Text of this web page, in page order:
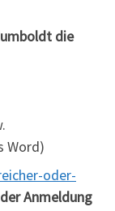
die
Word)
oder-
Anmeldung